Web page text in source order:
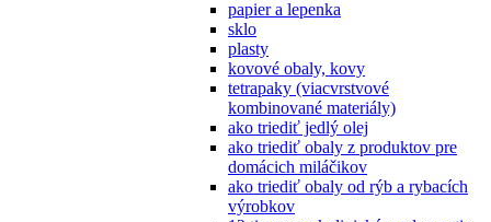
papier a lepenka
sklo
plasty
kovové obaly, kovy
tetrapaky (viacvrstvové
kombinované materiály)
ako triediť jedlý olej
ako triediť obaly z produktov pre
domácich miláčikov
ako triediť obaly od rýb a rybacích
výrobkov